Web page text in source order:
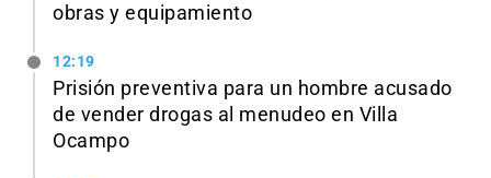
obras y equipamiento
12:19
Prisión preventiva para un hombre acusado
de vender drogas al menudeo en Villa
Ocampo